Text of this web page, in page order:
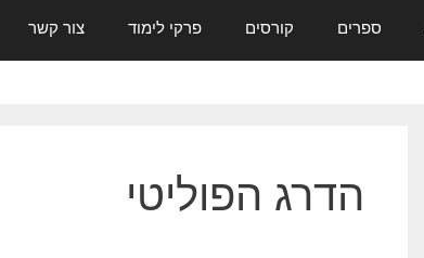
ספרים קורסים פרקי לימוד צור קשר
הדרג הפוליטי